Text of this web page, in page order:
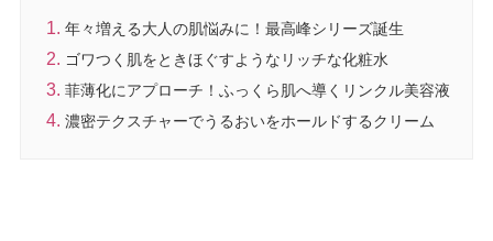
年々増える大人の肌悩みに！最高峰シリーズ誕生
ゴワつく肌をときほぐすようなリッチな化粧水
菲薄化にアプローチ！ふっくら肌へ導くリンクル美容液
濃密テクスチャーでうるおいをホールドするクリーム